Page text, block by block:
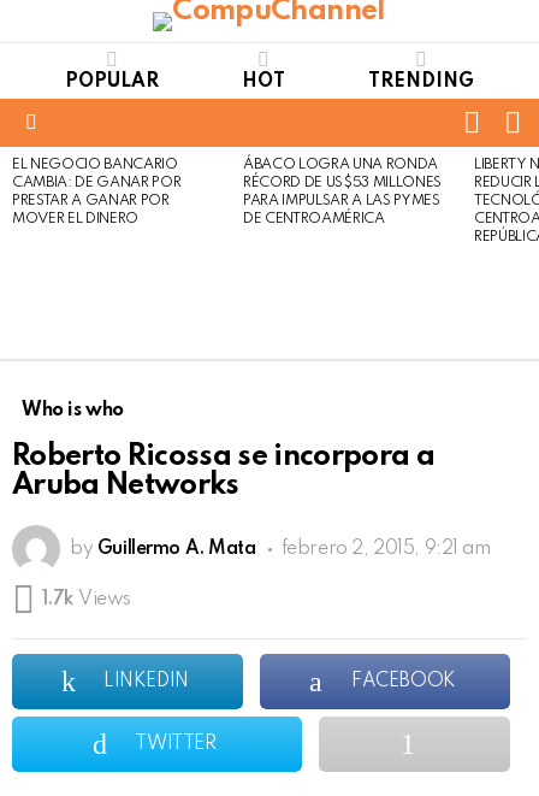
POPULAR HOT TRENDING
LATEST
STORIES
EL NEGOCIO BANCARIO
CAMBIA: DE GANAR POR
PRESTAR A GANAR POR
MOVER EL DINERO
Not
Safe
For
Click
to
view
ÁBACO LOGRA UNA RONDA
RÉCORD DE US$53 MILLONES
PARA IMPULSAR A LAS PYMES
DE CENTROAMÉRICA
LIBERTY
REDUCIR
Who is who
Roberto Ricossa se incorpora a
Aruba Networks
by Guillermo A. Mata febrero 2, 2015, 9:21 am
1.7k Views
LINKEDIN FACEBOOK
TWITTER